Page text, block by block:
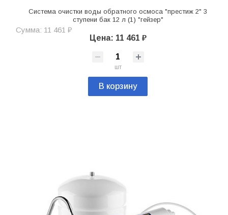
Система очистки воды обратного осмоса "престиж 2" 3
ступени бак 12 л (1) "гейзер"
Сумма: 11 461 ₽
Цена: 11 461 ₽
шт
В корзину